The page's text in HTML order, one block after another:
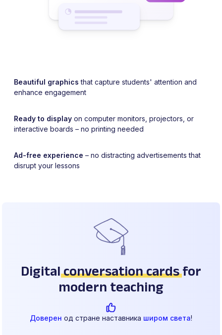
Beautiful graphics that capture students' attention and
enhance engagement
Ready to display on computer monitors, projectors, or
interactive boards – no printing needed
Ad-free experience – no distracting advertisements that
disrupt your lessons
Digitalconversation cardsfor
modern teaching
Доверен од стране наставника широм света!